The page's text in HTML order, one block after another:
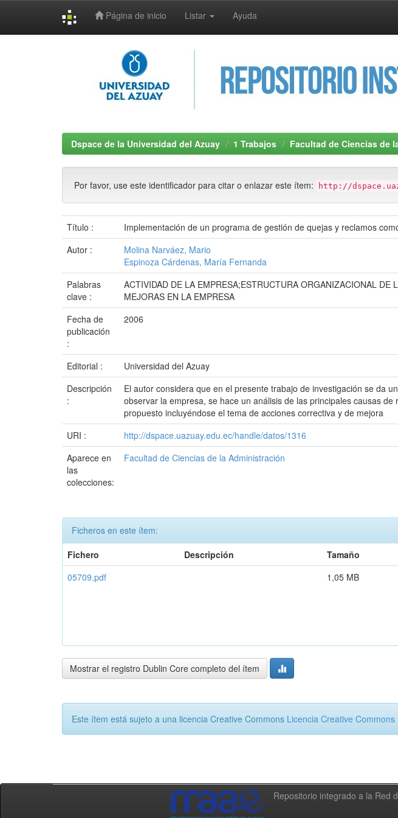
Página de inicio Listar Ayuda
Dspace de la Universidad del Azuay 1 Trabajos Facultad de Ciencias de
Por favor, use este identificador para citar o enlazar este ítem: http://
Título :
Implementación de un programa de gestión de quejas y reclamos
Autor :
Molina Narváez, Mario
Espinoza Cárdenas, María Fernanda
Palabras
clave :
ACTIVIDAD DE LA EMPRESA;ESTRUCTURA ORGANIZACIONAL
MEJORAS EN LA EMPRESA
Fecha de
publicación
:
2006
Editorial :
Universidad del Azuay
Descripción
:
El autor considera que en el presente trabajo de investigación se da
observar la empresa, se hace un análisis de las principales causas
propuesto incluyéndose el tema de acciones correctiva y de mejora
URI :
http://dspace.uazuay.edu.ec/handle/datos/1316
Aparece en
las
colecciones:
Facultad de Ciencias de la Administración
Ficheros en este ítem:
Fichero
Descripción Tamaño
05709.pdf
1,05 MB
Mostrar el registro Dublin Core completo del ítem
Este ítem está sujeto a una licencia Creative Commons Licencia Creative Commons
Repositorio integrado a la Red